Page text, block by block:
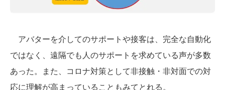
アバターを介してのサポートや接客は、完全な自動化
ではなく、遠隔でも人のサポートを求めている声が多数
あった。また、コロナ対策として非接触・非対面での対
応に理解が高まっていることもみてとれる。